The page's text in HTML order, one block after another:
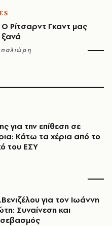
Ρίτσαρντ Γκαντ μας
ξανά
για την επίθεση σε
Κάτω τα χέρια από το
του ΕΣΥ
για τον Iωάννη
Συναίνεση και
σεβασμός